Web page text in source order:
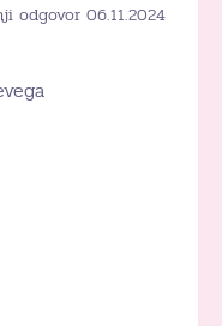
odgovor 06.11.2024